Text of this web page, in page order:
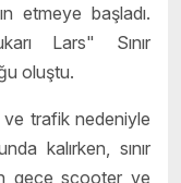
etmeye başladı.
Lars" Sınır
oluştu.
ve trafik nedeniyle
kalırken, sınır
gece scooter ve